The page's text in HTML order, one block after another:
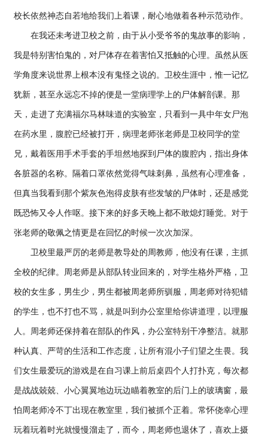
校长依然神态自若地给我们上着课，耐心地做着各种示范动作。
在我还未考进卫校之前，由于从小受爷爷的鬼故事的影响，
我是特别害怕鬼的，对尸体存在着害怕又抵触的心理。虽然从医
学角度来说世界上根本没有鬼怪之说的。卫校生涯中，惟一记忆
犹新，甚至永远忘不掉的便是一堂病理学上的尸体解剖课。那
天，走进了充满福尔马林味道的实验室，只看到一具中年女尸泡
在药水里，腹腔已经被打开，病理老师张老师是卫校同学的堂
兄，戴着医用手术手套的手坦然地探到尸体的腹腔内，指出身体
各脏器的名称。隔着口罩依然觉得气味刺鼻，虽然有心理准备，
但真当我看到那个紫灰色泡得皮肤有些发皱的尸体时，还是感觉
既恐怖又令人作呕。接下来的好多天晚上都不敢熄灯睡觉。对于
张老师的敬佩之情更是在回忆的时候一次次加深。
卫校里最严厉的老师是教导处的周教师，他没有任课，主抓
全校的纪律。周老师是从部队转业回来的，对学生格外严格，卫
校的女生多，男生少，男生都被周老师所驯服，周老师对待犯错
的学生，也不打也不骂，就是叫到办公室里给你讲道理，以理服
人。周老师还保持着在部队的作风，办公室特别干净整洁。就那
种认真、严苛的生活和工作态度，让所有混小子们望之生畏。我
们女生最爱玩的游戏是在自习课上前后桌四个人打扑克，每次都
是战战兢兢、小心翼翼地边玩边瞄着教室的后门上的玻璃窗，最
怕周老师冷不丁出现在教室里，我们被抓个正着。常怀侥幸心理
玩着玩着时光就慢慢溜走了，而今，周老师也退休了，喜欢上摄